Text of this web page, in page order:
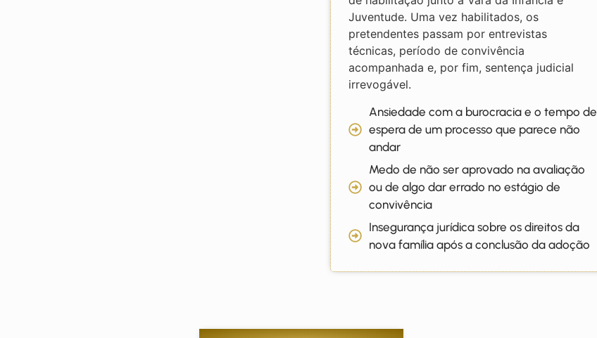
Juventude. Uma vez habilitados, os
pretendentes passam por entrevistas
técnicas, período de convivência
acompanhada e, por fim, sentença judicial
irrevogável.
Ansiedade com a burocracia e o tempo de
espera de um processo que parece não
andar
Medo de não ser aprovado na avaliação
ou de algo dar errado no estágio de
convivência
Insegurança jurídica sobre os direitos da
nova família após a conclusão da adoção